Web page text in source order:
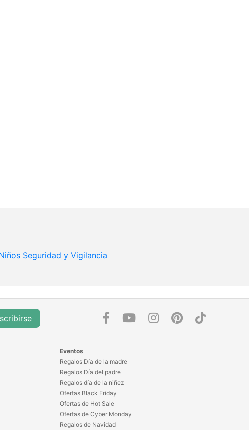
Seguridad y Vigilancia
Eventos
Regalos Día de la madre
Regalos Día del padre
Regalos día de la niñez
Ofertas Black Friday
Ofertas de Hot Sale
Ofertas de Cyber Monday
Regalos de Navidad